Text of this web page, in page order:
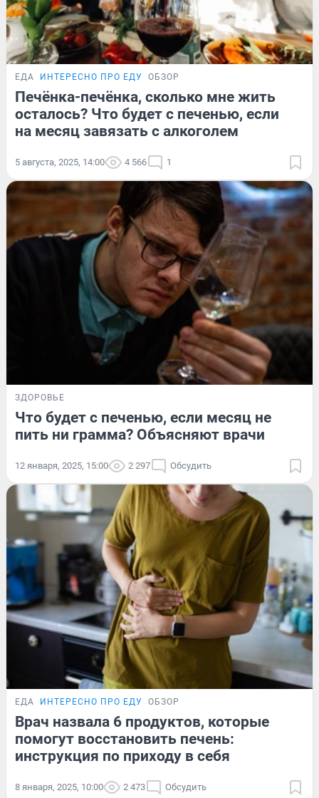
ЕДА ИНТЕРЕСНО ПРО ЕДУ ОБЗОР
Печёнка-печёнка, сколько мне жить
осталось? Что будет с печенью, если
на месяц завязать с алкоголем
5 августа, 2025, 14:00 4 566 1
ЗДОРОВЬЕ
Что будет с печенью, если месяц не
пить ни грамма? Объясняют врачи
12 января, 2025, 15:00 2 297 Обсудить
ЕДА ИНТЕРЕСНО ПРО ЕДУ ОБЗОР
Врач назвала 6 продуктов, которые
помогут восстановить печень:
инструкция по приходу в себя
8 января, 2025, 10:00 2 473 Обсудить